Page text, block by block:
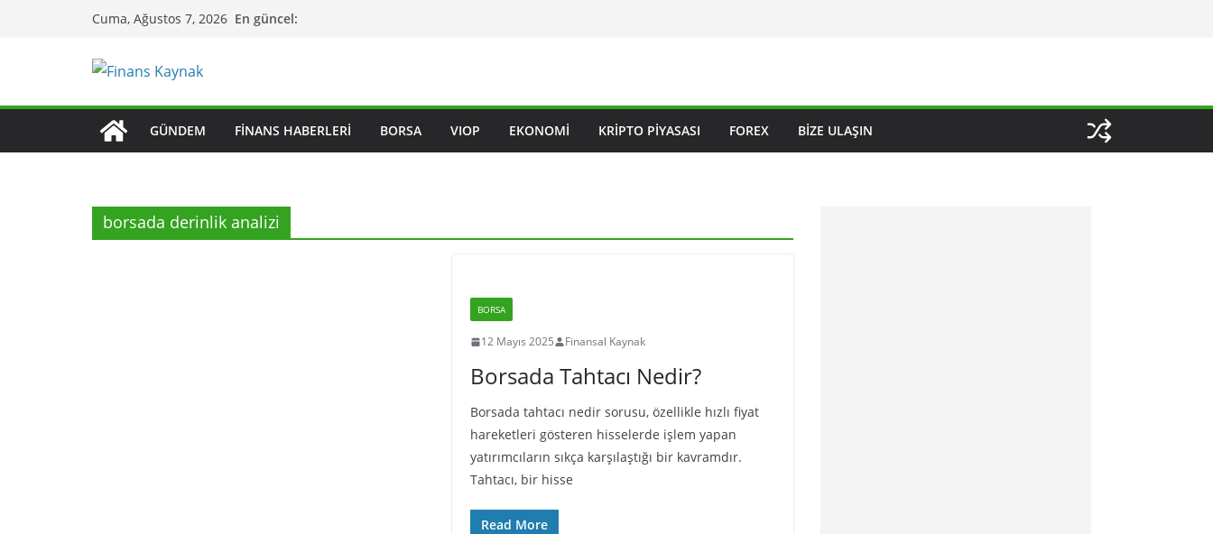
Cuma, Ağustos 7, 2026 En güncel:
GÜNDEM FINANS HABERLERI BORSA VIOP EKONOMI KRIPTO PIYASASI FOREX BIZE ULAŞIN
borsada derinlik analizi
BORSA
12 Mayıs 2025 Finansal Kaynak
Borsada Tahtacı Nedir?
Borsada tahtacı nedir sorusu, özellikle hızlı fiyat
hareketleri gösteren hisselerde işlem yapan
yatırımcıların sıkça karşılaştığı bir kavramdır.
Tahtacı, bir hisse
Read More